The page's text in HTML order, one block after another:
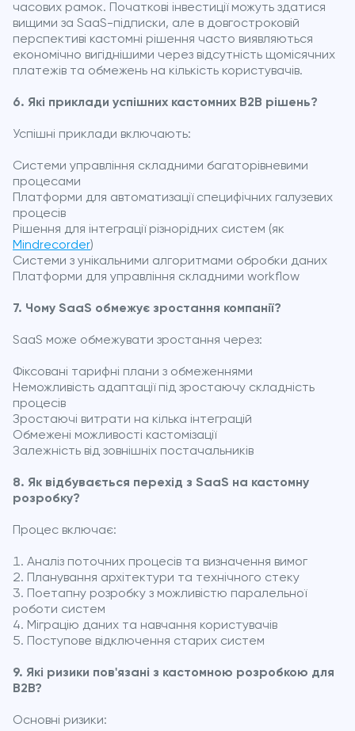
часових рамок. Початкові інвестиції можуть здатися
вищими за SaaS-підписки, але в довгостроковій
перспективі кастомні рішення часто виявляються
економічно вигіднішими через відсутність щомісячних
платежів та обмежень на кількість користувачів.
6. Які приклади успішних кастомних B2B рішень?
Успішні приклади включають:
Системи управління складними багаторівневими
процесами
Платформи для автоматизації специфічних галузевих
процесів
Рішення для інтеграції різнорідних систем (як
Mindrecorder)
Системи з унікальними алгоритмами обробки даних
Платформи для управління складними workflow
7. Чому SaaS обмежує зростання компанії?
SaaS може обмежувати зростання через:
Фіксовані тарифні плани з обмеженнями
Неможливість адаптації під зростаючу складність
процесів
Зростаючі витрати на кілька інтеграцій
Обмежені можливості кастомізації
Залежність від зовнішніх постачальників
8. Як відбувається перехід з SaaS на кастомну
розробку?
Процес включає:
Аналіз поточних процесів та визначення вимог
Планування архітектури та технічного стеку
Поетапну розробку з можливістю паралельної
роботи систем
Міграцію даних та навчання користувачів
Поступове відключення старих систем
9. Які ризики пов'язані з кастомною розробкою для
B2B?
Основні ризики: